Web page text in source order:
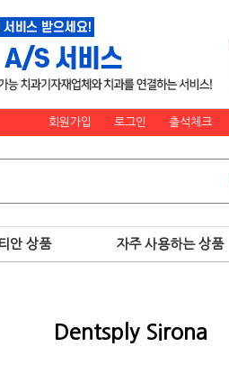
회원가입 로그인 출석체크
안 상품 자주 사용하는 상품
Dentsply Sirona